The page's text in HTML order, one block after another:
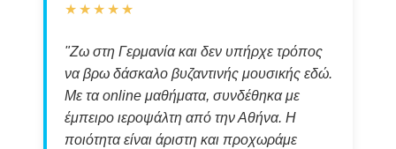
★★★★★
"Ζω στη Γερμανία και δεν υπήρχε τρόπος
να βρω δάσκαλο βυζαντινής μουσικής εδώ.
Με τα online μαθήματα, συνδέθηκα με
έμπειρο ιεροψάλτη από την Αθήνα. Η
ποιότητα είναι άριστη και προχωράμε